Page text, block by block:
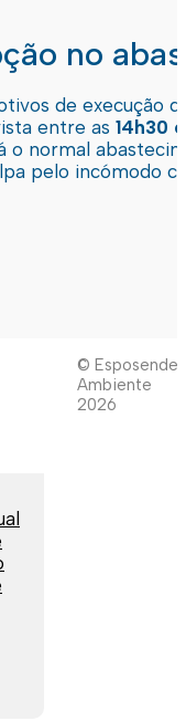
no
de execução
entre as 14h30
o normal
pelo incómodo
© Esposende
Ambiente
2026